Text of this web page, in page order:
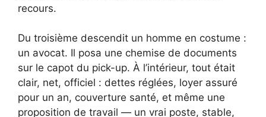
recours.
Du troisième descendit un homme en costume :
un avocat. Il posa une chemise de documents
sur le capot du pick-up. À l’intérieur, tout était
clair, net, officiel : dettes réglées, loyer assuré
pour un an, couverture santé, et même une
proposition de travail — un vrai poste, stable,